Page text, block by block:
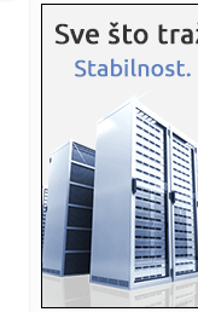
22:29:
22:28:
provaln...
22:28:Šta
zapostav...
22:28:Zlatni
strpljivo...
22:24: